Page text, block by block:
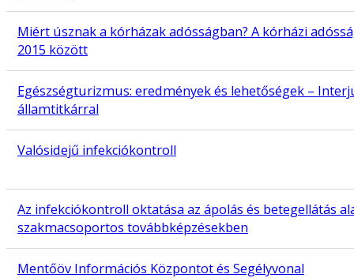
Miért úsznak a kórházak adósságban? A kórházi
2015 között
Egészségturizmus: eredmények és lehetőségek –
államtitkárral
Valósidejű infekciókontroll
Az infekciókontroll oktatása az ápolás és betegellátás
szakmacsoportos továbbképzésekben
Mentőöv Információs Központot és Segélyvonal